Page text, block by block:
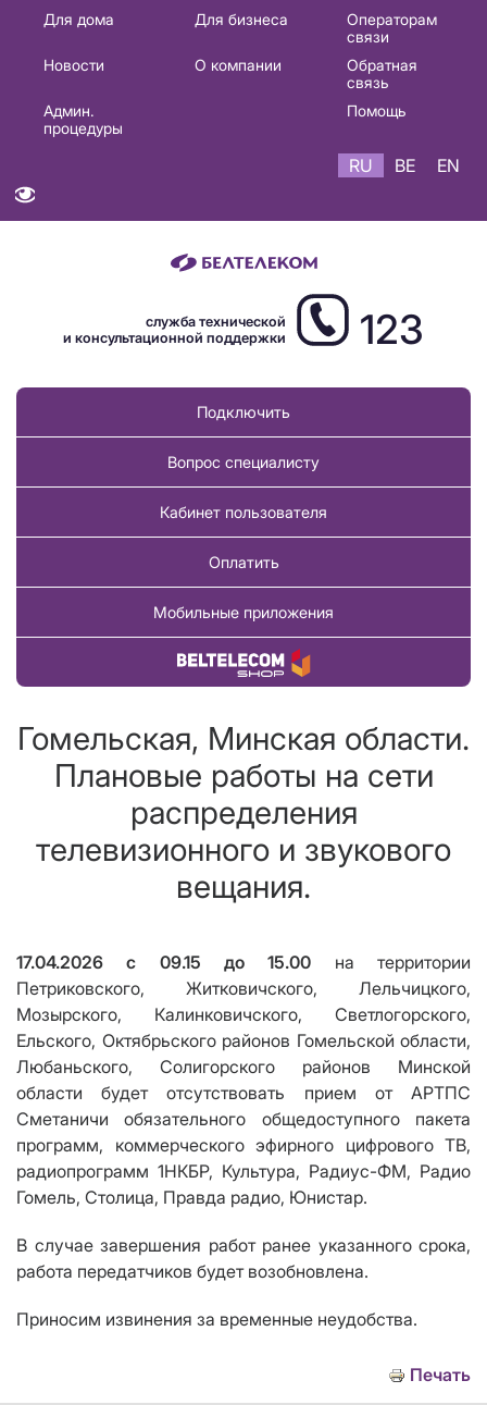
Основная
навигация
Для дома Для бизнеса
Операторам
связи
Новости
О компании
Обратная
связь
Админ.
процедуры
Помощь
RU BE EN
служба технической
и консультационной поддержки
123
Подключить
Вопрос специалисту
Кабинет пользователя
Оплатить
Мобильные приложения
Купить товар
Гомельская, Минская области.
Плановые работы на сети
распределения
телевизионного и звукового
вещания.
17.04.2026 с 09.15 до 15.00 на территории
Петриковского, Житковичского, Лельчицкого,
Мозырского, Калинковичского, Светлогорского,
Ельского, Октябрьского районов Гомельской области,
Любаньского, Солигорского районов Минской
области будет отсутствовать прием от АРТПС
Сметаничи обязательного общедоступного пакета
программ, коммерческого эфирного цифрового ТВ,
радиопрограмм 1НКБР, Культура, Радиус-ФМ, Радио
Гомель, Столица, Правда радио, Юнистар.
В случае завершения работ ранее указанного срока,
работа передатчиков будет возобновлена.
Приносим извинения за временные неудобства.
Печать